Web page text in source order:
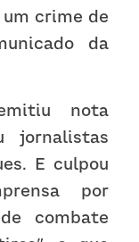
crime de
da
nota
jornalistas
E culpou
por
combate